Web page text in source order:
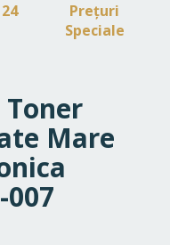
Prețuri
Speciale
Mare